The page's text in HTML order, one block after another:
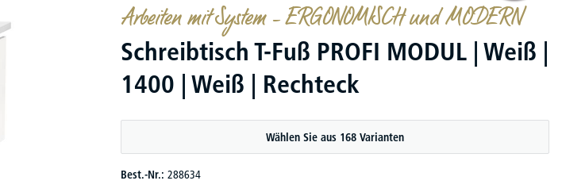
Arbeiten mit System – ERGONOMISCH und MODERN
Schreibtisch T-Fuß PROFI MODUL | Weiß |
1400 | Weiß | Rechteck
Wählen Sie aus 168 Varianten
Best.-Nr.: 288634